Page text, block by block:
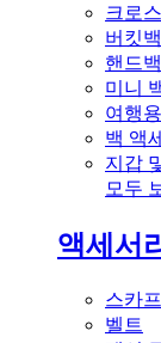
크로
버킷백
핸드백
미니
여행
백 액
지갑
모두
액세서
스카
벨트